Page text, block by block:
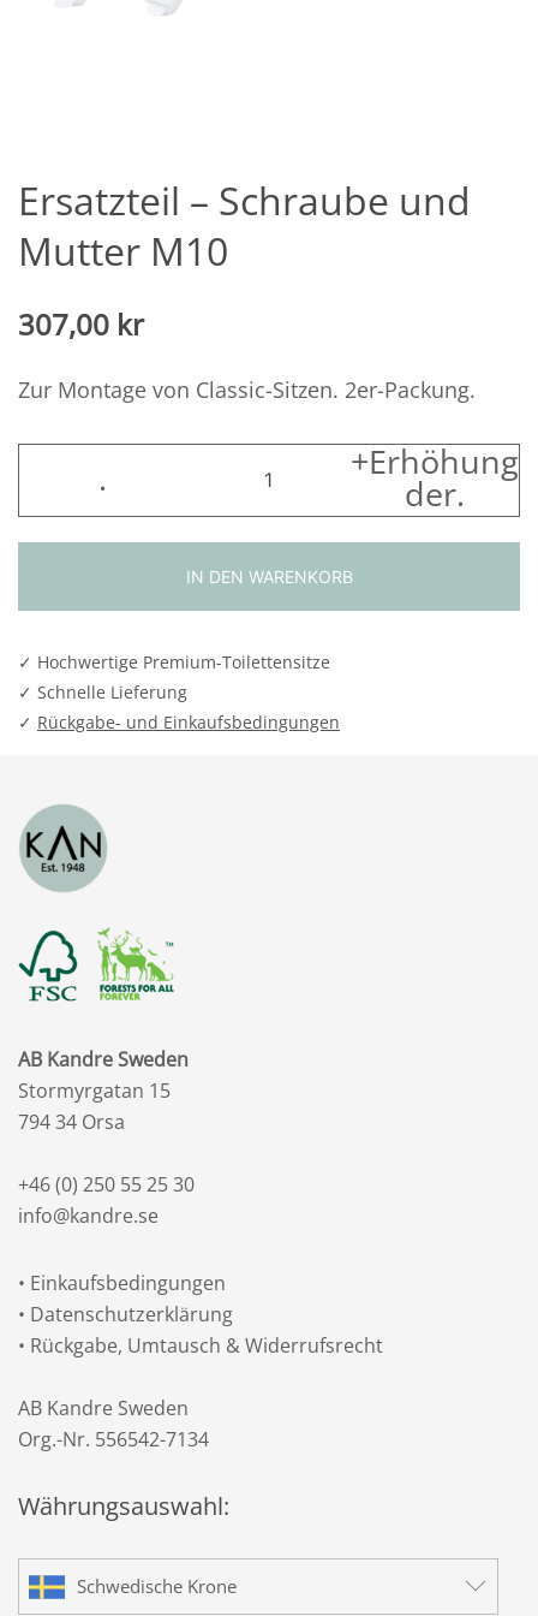
Ersatzteil – Schraube und
Mutter M10
307,00 kr
Zur Montage von Classic-Sitzen. 2er-Packung.
.
-
Schraube
Mutter
M10
+Erhöhung
der.
IN DEN WARENKORB
✓ Hochwertige Premium-Toilettensitze
✓ Schnelle Lieferung
✓ Rückgabe- und Einkaufsbedingungen
AB Kandre Sweden
Stormyrgatan 15
794 34 Orsa
+46 (0) 250 55 25 30
info@kandre.se
• Einkaufsbedingungen
• Datenschutzerklärung
• Rückgabe, Umtausch & Widerrufsrecht
AB Kandre Sweden
Org.-Nr. 556542-7134
Währungsauswahl:
Schwedische Krone